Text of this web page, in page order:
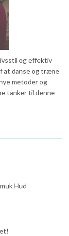
og effektiv
at danse og træne
metoder og
tanker til denne
Hud